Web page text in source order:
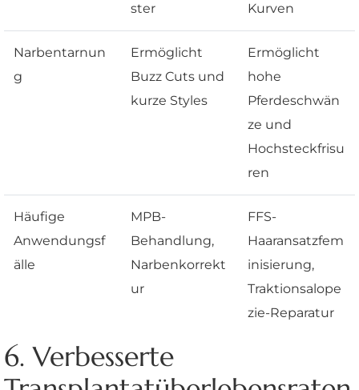
ster
Kurven
Narbentarnun
g
Ermöglicht
Buzz Cuts und
kurze Styles
Ermöglicht
hohe
Pferdeschwän
ze und
Hochsteckfrisu
ren
Häufige
Anwendungsf
älle
MPB-
Behandlung,
Narbenkorrekt
ur
FFS-
Haaransatzfem
inisierung,
Traktionsalope
zie-Reparatur
6. Verbesserte